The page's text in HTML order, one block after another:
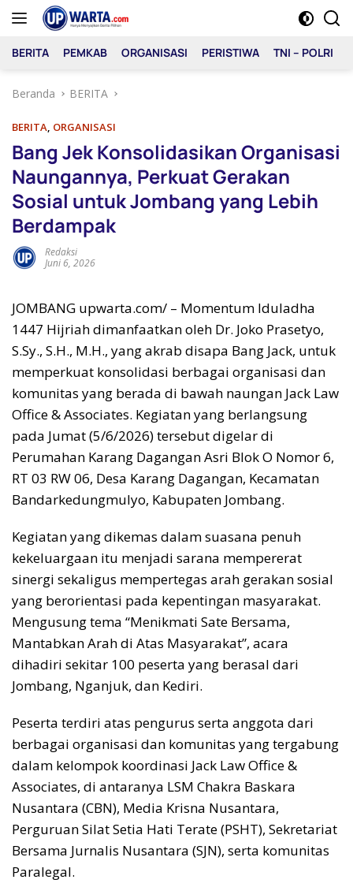
Langsung
BERITA PEMKAB ORGANISASI PERISTIWA TNI – POLRI
Beranda BERITA
BERITA, ORGANISASI
Bang Jek Konsolidasikan Organisasi
Naungannya, Perkuat Gerakan
Sosial untuk Jombang yang Lebih
Berdampak
Redaksi
Juni 6, 2026
JOMBANG upwarta.com/ – Momentum Iduladha
1447 Hijriah dimanfaatkan oleh Dr. Joko Prasetyo,
S.Sy., S.H., M.H., yang akrab disapa Bang Jack, untuk
memperkuat konsolidasi berbagai organisasi dan
komunitas yang berada di bawah naungan Jack Law
Office & Associates. Kegiatan yang berlangsung
pada Jumat (5/6/2026) tersebut digelar di
Perumahan Karang Dagangan Asri Blok O Nomor 6,
RT 03 RW 06, Desa Karang Dagangan, Kecamatan
Bandarkedungmulyo, Kabupaten Jombang.
Kegiatan yang dikemas dalam suasana penuh
kekeluargaan itu menjadi sarana mempererat
sinergi sekaligus mempertegas arah gerakan sosial
yang berorientasi pada kepentingan masyarakat.
Mengusung tema “Menikmati Sate Bersama,
Mantabkan Arah di Atas Masyarakat”, acara
dihadiri sekitar 100 peserta yang berasal dari
Jombang, Nganjuk, dan Kediri.
Peserta terdiri atas pengurus serta anggota dari
berbagai organisasi dan komunitas yang tergabung
dalam kelompok koordinasi Jack Law Office &
Associates, di antaranya LSM Chakra Baskara
Nusantara (CBN), Media Krisna Nusantara,
Perguruan Silat Setia Hati Terate (PSHT), Sekretariat
Bersama Jurnalis Nusantara (SJN), serta komunitas
Paralegal.